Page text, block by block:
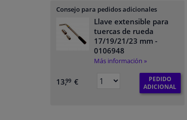
Consejo para pedidos adicionales
Llave extensible para
tuercas de rueda
17/19/21/23 mm -
0106948
Más información »
13,99 €
PEDIDO
ADICIONAL